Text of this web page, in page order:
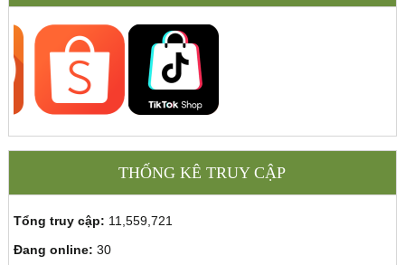
THỐNG KÊ TRUY CẬP
Tổng truy cập: 11,559,721
Đang online: 30